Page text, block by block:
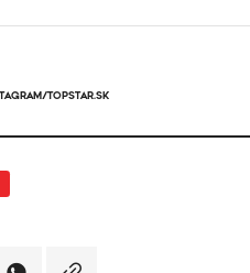
TOPSTAR.SK